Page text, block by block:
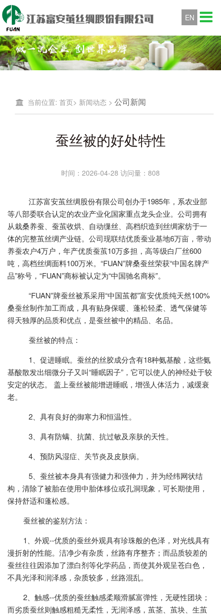
EN
当前位置: 首页> 新闻动态 > 公司新闻
蚕丝被的好处特性
时间：2026-04-28 访问量：808
江苏富安茧丝绸股份有限公司创办于1985年，系农业部
等八部委联合认定的农业产业化国家重点龙头企业。公司拥有
从栽桑养蚕、蚕茧收烘、自动缫丝、高档织造到丝绸家纺于一
体的完整茧丝绸产业链。公司现联结优质蚕业基地6万亩，带动
养蚕农户4万户，年产优质蚕茧10万多担，高等级白厂丝600
吨，高档丝绸面料100万米。“FUAN”牌桑蚕丝荣获“中国名牌产
品”称号，“FUAN”商标被认定为“中国驰名商标”。
“FUAN”牌蚕丝被系采用“中国茧都”富安优质纯天然100%
桑蚕丝制作加工而成，具有贴身保暖、蓬松轻柔、透气保健等
得天独厚的品质和优点，是蚕丝被中的精品、名品。
蚕丝被的特点：
1、促进睡眠。蚕丝的丝胶成分含有18种氨基酸，这些氨
基酸散发出细微分子又叫“睡眠因子”，它可以使人的神经处于较
安定的状态。 盖上蚕丝被能增进睡眠，增强人体活力，减缓衰
老。
2、具有良好的御寒力和恒温性。
3、具有防螨、抗菌、抗过敏及亲肤的天性。
4、预防风湿症、关节炎及皮肤病。
5、蚕丝被本身具有强健力和强伸力，并为经纬网状结
构，清除了被胎在使用中胎体移位或孔洞现象，可长期使用，
保持舒适和蓬松感。
蚕丝被的鉴别方法：
1、外观--优质的蚕丝外观具有珍珠般的色泽，对光线具有
漫折射的性能。洁净少有杂质，丝路有序整齐；而品质较差的
蚕丝往往因添加了漂白剂等化学药品，而使其外观呈苍白色，
不具光泽和润泽感，杂质较多，丝路混乱。
2、触感--优质的蚕丝触感柔顺滑腻富弹性，无硬性团块；
而劣质蚕丝则触感粗糙无柔性，无润泽感，茧茎、茧块、生茧